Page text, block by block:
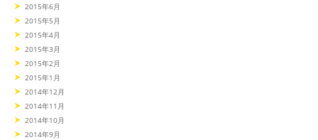
2015年6月
2015年5月
2015年4月
2015年3月
2015年2月
2015年1月
2014年12月
2014年11月
2014年10月
2014年9月